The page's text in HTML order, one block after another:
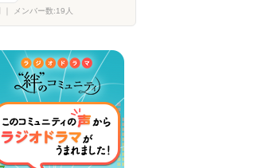
メンバー数:19人